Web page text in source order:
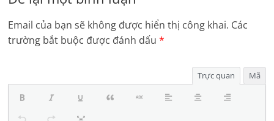
Email của bạn sẽ không được hiển thị công khai. Các
trường bắt buộc được đánh dấu*
Trực quan Mã